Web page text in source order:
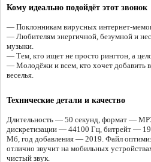
Кому идеально подойдёт этот звонок
— Поклонникам вирусных интернет-
— Любителям энергичной, безумной и
музыки.
— Тем, кто ищет не просто рингтон, а
— Молодёжи и всем, кто хочет добавить
веселья.
Технические детали и качество
Длительность — 50 секунд, формат —
дискретизации — 44100 Гц, битрейт —
Мб, год добавления — 2019. Файл
отлично звучит на мобильных
чистый звук.